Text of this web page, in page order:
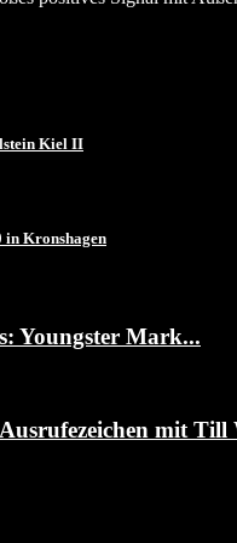
Kiel II
in Kronshagen
Youngster Mark...
mit Till